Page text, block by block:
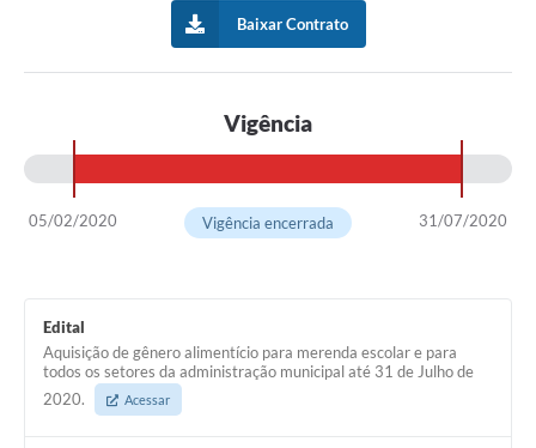
Baixar Contrato
Vigência
05/02/2020 31/07/2020
Vigência encerrada
Edital
Aquisição de gênero alimentício para merenda escolar e para
todos os setores da administração municipal até 31 de Julho de
2020.
Acessar